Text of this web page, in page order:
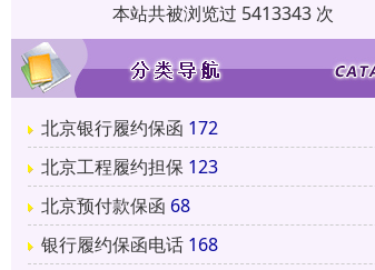
本站共被浏览过 5413343 次
北京银行履约保函 172
北京工程履约担保 123
北京预付款保函 68
银行履约保函电话 168